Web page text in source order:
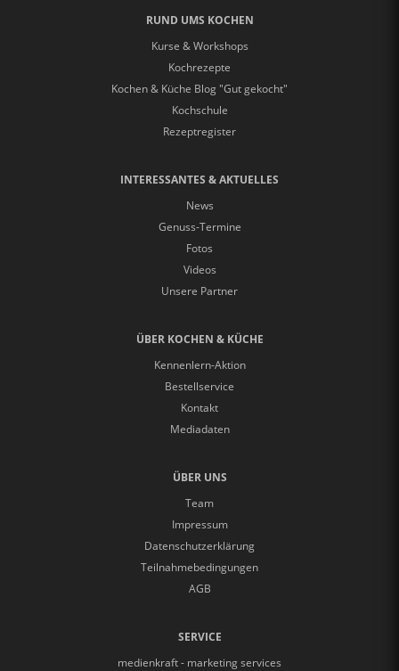
RUND UMS KOCHEN
Kurse & Workshops
Kochrezepte
Kochen & Küche Blog "Gut gekocht"
Kochschule
Rezeptregister
INTERESSANTES & AKTUELLES
News
Genuss-Termine
Fotos
Videos
Unsere Partner
ÜBER KOCHEN & KÜCHE
Kennenlern-Aktion
Bestellservice
Kontakt
Mediadaten
ÜBER UNS
Team
Impressum
Datenschutzerklärung
Teilnahmebedingungen
AGB
SERVICE
medienkraft - marketing services